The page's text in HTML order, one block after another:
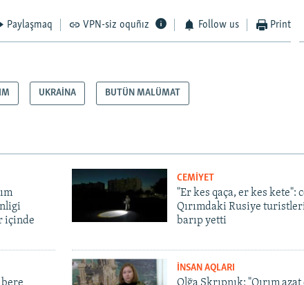
Paylaşmaq VPN-siz oquñız Follow us Print
UKRAİNA BUTÜN MALÜMAT
içinde
CEMİYET
"Er kes qaça, er kes kete":
Qırımdaki Rusiye
barıp yetti
İNSAN AQLARI
Olğa Skrıpnık: "Qırım